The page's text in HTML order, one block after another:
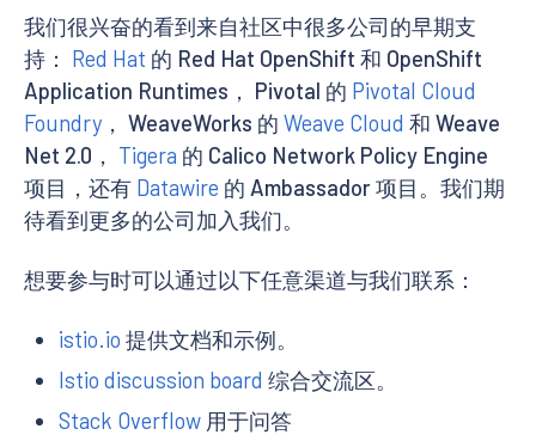
我们很兴奋的看到来自社区中很多公司的早期支
持： Red Hat 的 Red Hat OpenShift 和 OpenShift
Application Runtimes， Pivotal 的 Pivotal Cloud
Foundry ， WeaveWorks 的 Weave Cloud 和 Weave
Net 2.0， Tigera 的 Calico Network Policy Engine
项目，还有 Datawire 的 Ambassador 项目。我们期
待看到更多的公司加入我们。
想要参与时可以通过以下任意渠道与我们联系：
istio.io 提供文档和示例。
Istio discussion board 综合交流区。
Stack Overflow用于问答